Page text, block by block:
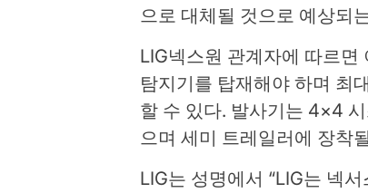
으로 대체될 것으로 예상되
LIG넥스원 관계자에 따르면
탐지기를 탑재해야 하며 최
할 수 있다. 발사기는 4×4
으며 세미 트레일러에 장착
LIG는 성명에서 “LIG는 넥